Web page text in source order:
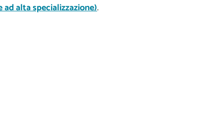
alta specializzazione).